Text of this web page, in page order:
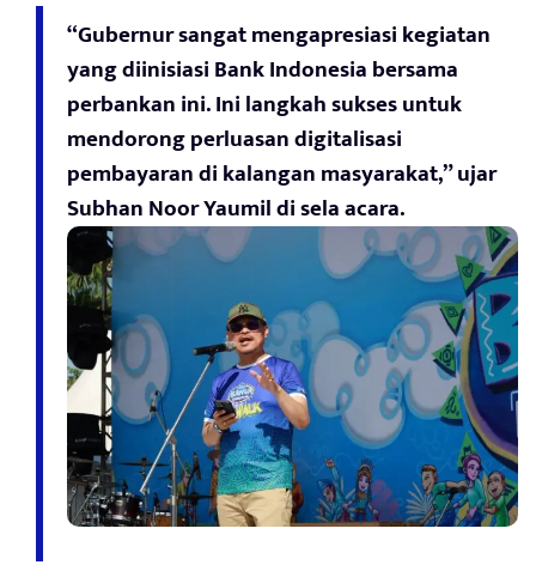
“Gubernur sangat mengapresiasi kegiatan
yang diinisiasi Bank Indonesia bersama
perbankan ini. Ini langkah sukses untuk
mendorong perluasan digitalisasi
pembayaran di kalangan masyarakat,” ujar
Subhan Noor Yaumil di sela acara.